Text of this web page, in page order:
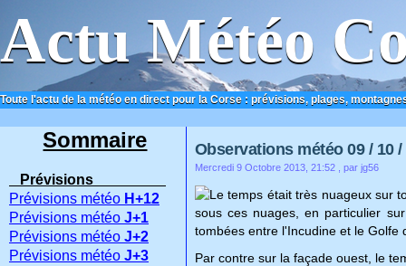
Actu Météo
Toute l'actu de la météo en direct pour la Corse : prévisions, plages,
ACCUEIL CONTACT
Observations météo 09 / 10 /
Mercredi 9 Octobre 2013, 21:52 , par jg56
Le temps était très nuageux sur
sous ces nuages, en particulier
tombées entre l'Incudine et le Golfe
Par contre sur la façade ouest, le
Sommaire
Prévisions
Prévisions météo H+12
Prévisions météo J+1
Prévisions météo J+2
Prévisions météo J+3